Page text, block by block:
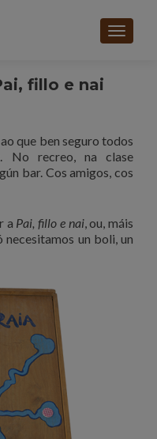
fillo e nai
que ben seguro todos
No recreo, na clase
bar. Cos amigos, cos
a Pai, fillo e nai, ou, máis
necesitamos un boli, un